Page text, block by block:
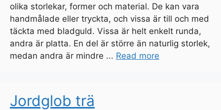
olika storlekar, former och material. De kan vara
handmålade eller tryckta, och vissa är till och med
täckta med bladguld. Vissa är helt enkelt runda,
andra är platta. En del är större än naturlig storlek,
medan andra är mindre ... Read more
Jordglob trä